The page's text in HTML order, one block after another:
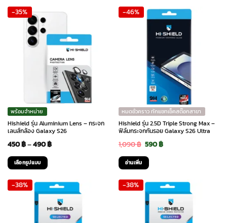
through
product
multiple
variants.
chosen
on
the
product
through
490 ฿
product
chosen
on
the
product
-35%
พร้อมจำหน่าย
Hishield รุ่น Aluminium Lens – กระจก
เลนส์กล้อง Galaxy S26
450฿–490฿Price
through
490 ฿
เลือกรูปแบบ
product
-46%
หมดชั่วคราว ทักแชทเช็คสต๊อกสาขา
Hishield รุ่น 2.5D Triple Strong Max –
ฟิล์มกระจกกันรอย Galaxy S26 Ultra
1,090฿ Original
price
was:
1,090 ฿.
590฿Current
590 ฿.
อ่านเพิ่ม
-38% -38%